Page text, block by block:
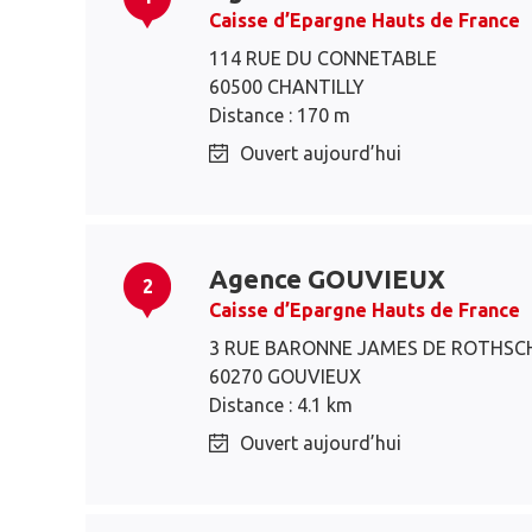
Caisse d’Epargne Hauts de France
114 RUE DU CONNETABLE
60500 CHANTILLY
Distance : 170 m
Ouvert aujourd’hui
2 Agence GOUVIEUX
Caisse d’Epargne Hauts de France
3 RUE BARONNE JAMES DE
60270 GOUVIEUX
Distance : 4.1 km
Ouvert aujourd’hui